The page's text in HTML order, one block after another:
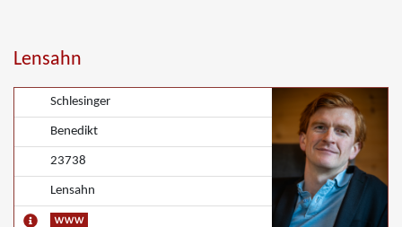
Lensahn
Schlesinger
Benedikt
23738
Lensahn